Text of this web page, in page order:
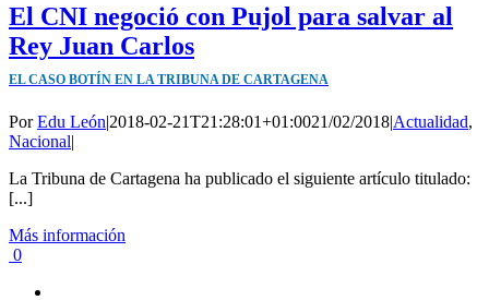
El CNI negoció con Pujol para salvar al
Rey Juan Carlos
EL CASO BOTÍN EN LA TRIBUNA DE CARTAGENA
PorEdu León|2018-02-21T21:28:01+01:0021/02/2018|Actualidad,
Nacional|
La Tribuna de Cartagena ha publicado el siguiente artículo titulado:
[...]
Más información
0